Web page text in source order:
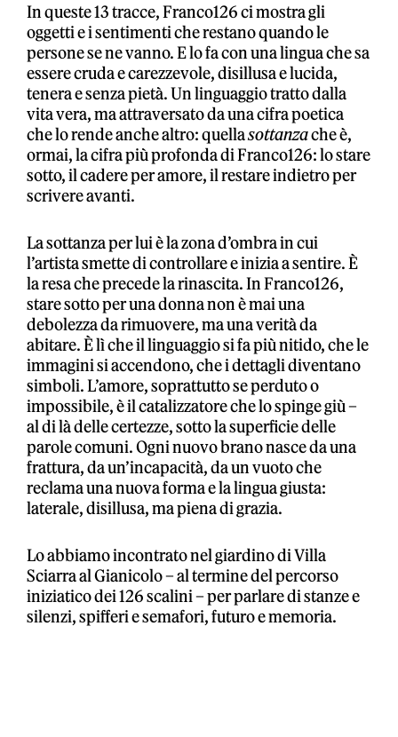
In queste 13 tracce, Franco126 ci mostra gli
oggetti e i sentimenti che restano quando le
persone se ne vanno. E lo fa con una lingua che sa
essere cruda e carezzevole, disillusa e lucida,
tenera e senza pietà. Un linguaggio tratto dalla
vita vera, ma attraversato da una cifra poetica
che lo rende anche altro: quellasottanzache è,
ormai, la cifra più profonda di Franco126: lo stare
sotto, il cadere per amore, il restare indietro per
scrivere avanti.
La sottanza per lui è la zona d’ombra in cui
l’artista smette di controllare e inizia a sentire. È
la resa che precede la rinascita. In Franco126,
stare sotto per una donna non è mai una
debolezza da rimuovere, ma una verità da
abitare. È lì che il linguaggio si fa più nitido, che le
immagini si accendono, che i dettagli diventano
simboli. L’amore, soprattutto se perduto o
impossibile, è il catalizzatore che lo spinge giù –
al di là delle certezze, sotto la superficie delle
parole comuni. Ogni nuovo brano nasce da una
frattura, da un’incapacità, da un vuoto che
reclama una nuova forma e la lingua giusta:
laterale, disillusa, ma piena di grazia.
Lo abbiamo incontrato nel giardino di Villa
Sciarra al Gianicolo – al termine del percorso
iniziatico dei 126 scalini – per parlare di stanze e
silenzi, spifferi e semafori, futuro e memoria.